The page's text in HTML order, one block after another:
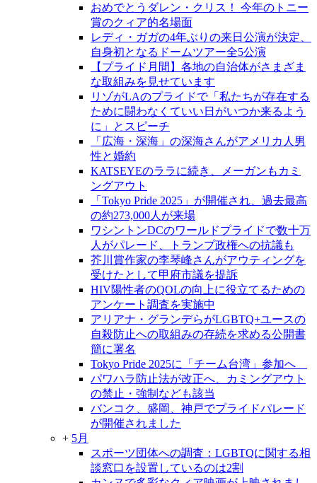
おめでとうダレン・クリス！ 今年のトニー
賞のクィア的名場面
レディ・ガガの4年ぶりの来日公演が決定、
自身初となるドームツアー全5公演
【プライド月間】各地の自治体がさまざま
な取組みを見せています
リゾがLAのプライドで「私たちが存在する
ために闘わなくていい日がいつか来るよう
に」とスピーチ
「広海・深海」の深海さんがアメリカ人男
性と婚約
KATSEYEのララに続き、メーガンもカミ
ングアウト
「Tokyo Pride 2025」が開催され、過去最高
の約273,000人が来場
ワシントンDCのワールドプライドで数十万
人がパレード、トランプ政権への抗議も
芥川賞作家の李琴峰さんがアウティングを
受けたとして甲府市議を提訴
HIV陽性者のQOLの向上に役立てるための
アンケート調査を実施中
アリアナ・グランデらがLGBTQ+ユースの
自殺防止への取組みの存続を求める公開書
簡に署名
Tokyo Pride 2025に「チーム台湾」参加へ
パワハラ防止法が改正へ、カミングアウト
の禁止・強制なども該当
バンコク、盛岡、神戸でプライドパレード
が開催されました
+ 5月
スポーツ団体への調査：LGBTQに関する相
談窓口を設置しているのは2割